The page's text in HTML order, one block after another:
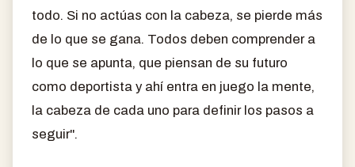
todo. Si no actúas con la cabeza, se pierde más
de lo que se gana. Todos deben comprender a
lo que se apunta, que piensan de su futuro
como deportista y ahí entra en juego la mente,
la cabeza de cada uno para definir los pasos a
seguir".